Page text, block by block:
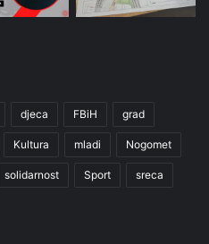
djeca FBiH grad
Kultura mladi Nogomet
solidarnost Sport sreca